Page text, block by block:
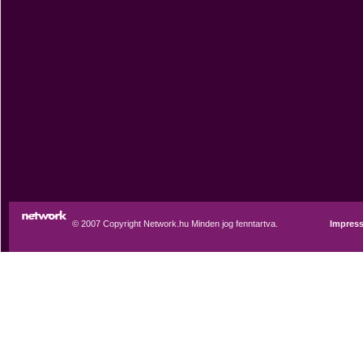
© 2007 Copyright Network.hu Minden jog fenntartva.